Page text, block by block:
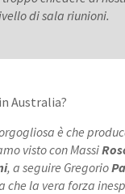
di sala riunioni.
Australia?
è che
visto con Massi
, a seguire Gregorio
la vera forza